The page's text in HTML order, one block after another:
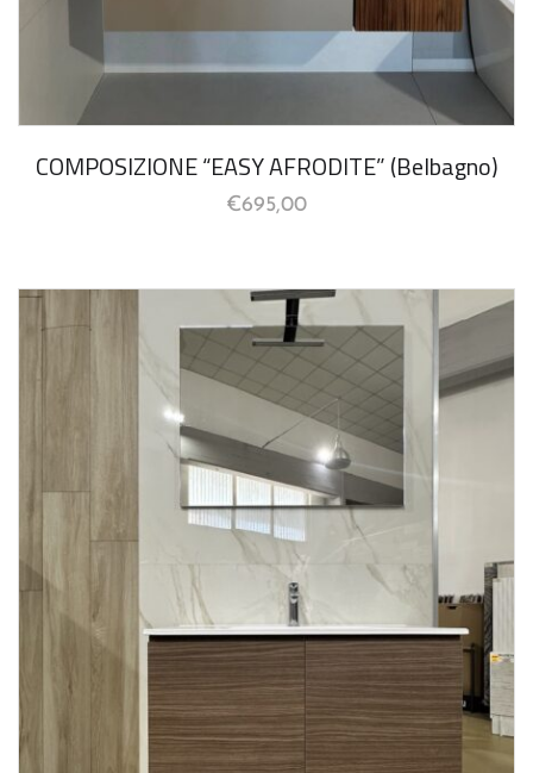
COMPOSIZIONE “EASY AFRODITE” (Belbagno)
€695,00